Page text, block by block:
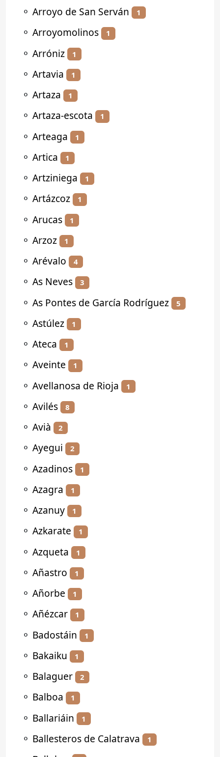
⚬ Arroyo de San Serván 1
⚬ Arroyomolinos 1
⚬ Arróniz 1
⚬ Artavia 1
⚬ Artaza 1
⚬ Artaza-escota 1
⚬ Arteaga 1
⚬ Artica 1
⚬ Artziniega 1
⚬ Artázcoz 1
⚬ Arucas 1
⚬ Arzoz 1
⚬ Arévalo 4
⚬ As Neves 3
⚬ As Pontes de García Rodríguez 5
⚬ Astúlez 1
⚬ Ateca 1
⚬ Aveinte 1
⚬ Avellanosa de Rioja 1
⚬ Avilés 8
⚬ Avià 2
⚬ Ayegui 2
⚬ Azadinos 1
⚬ Azagra 1
⚬ Azanuy 1
⚬ Azkarate 1
⚬ Azqueta 1
⚬ Añastro 1
⚬ Añorbe 1
⚬ Añézcar 1
⚬ Badostáin 1
⚬ Bakaiku 1
⚬ Balaguer 2
⚬ Balboa 1
⚬ Ballariáin 1
⚬ Ballesteros de Calatrava 1